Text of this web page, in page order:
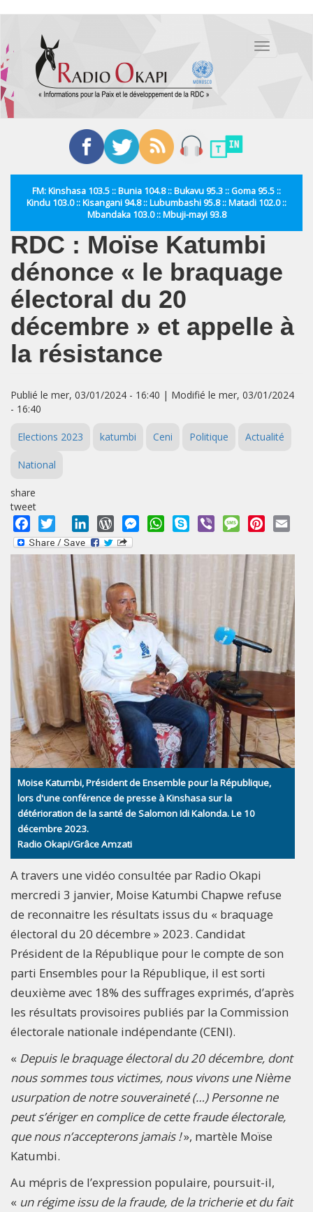
contenu
principal
Toggle
FM: Kinshasa 103.5 :: Bunia 104.8 :: Bukavu 95.3 :: Goma 95.5 ::
Kindu 103.0 :: Kisangani 94.8 :: Lubumbashi 95.8 :: Matadi 102.0 ::
Mbandaka 103.0 :: Mbuji-mayi 93.8
RDC : Moïse Katumbi
dénonce « le braquage
électoral du 20
décembre » et appelle à
la résistance
Publié le mer, 03/01/2024 - 16:40 | Modifié le mer, 03/01/2024
- 16:40
Elections 2023 katumbi Ceni Politique Actualité
National
share
tweet
Facebook
Twitter LinkedInWordPressMessengerWhatsApp
Skype Viber MessagePinterest
Moise Katumbi, Président de Ensemble pour la République,
lors d'une conférence de presse à Kinshasa sur la
détérioration de la santé de Salomon Idi Kalonda. Le 10
décembre 2023.
Radio Okapi/Grâce Amzati
A travers une vidéo consultée par Radio Okapi
mercredi 3 janvier, Moise Katumbi Chapwe refuse
de reconnaitre les résultats issus du « braquage
électoral du 20 décembre » 2023. Candidat
Président de la République pour le compte de son
parti Ensembles pour la République, il est sorti
deuxième avec 18% des suffrages exprimés, d’après
les résultats provisoires publiés par la Commission
électorale nationale indépendante (CENI).
« Depuis le braquage électoral du 20 décembre, dont
nous sommes tous victimes, nous vivons une Nième
usurpation de notre souveraineté (…) Personne ne
peut s’ériger en complice de cette fraude électorale,
que nous n’accepterons jamais !», martèle Moïse
Katumbi.
Au mépris de l’expression populaire, poursuit-il,
« un régime issu de la fraude, de la tricherie et du fait